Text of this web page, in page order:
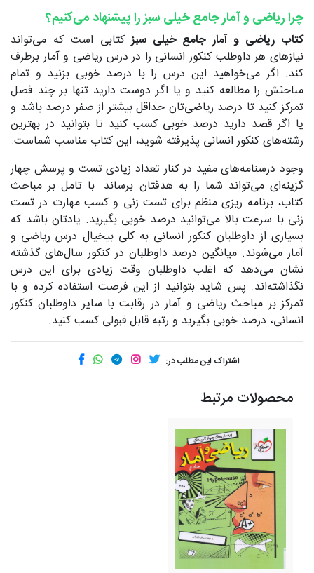
چرا ریاضی و آمار جامع خیلی سبز را پیشنهاد می‌کنیم؟
کتاب ریاضی و آمار جامع خیلی سبزکتابی است که می‌تواند
نیازهای هر داوطلب کنکور انسانی را در درس ریاضی و آمار برطرف
کند. اگر می‌خواهید این درس را با درصد خوبی بزنید و تمام
مباحثش را مطالعه کنید و یا اگر دوست دارید تنها بر چند فصل
تمرکز کنید تا درصد ریاضی‌تان حداقل بیشتر از صفر درصد باشد و
یا اگر قصد دارید درصد خوبی کسب کنید تا بتوانید در بهترین
رشته‌های کنکور انسانی پذیرفته شوید، این کتاب مناسب شماست.
وجود درسنامه‌های مفید در کنار تعداد زیادی تست و پرسش چهار
گزینه‌ای می‌تواند شما را به هدفتان برساند. با تامل بر مباحث
کتاب، برنامه ریزی منظم برای تست زنی و کسب مهارت در تست
زنی با سرعت بالا می‌توانید درصد خوبی بگیرید. یادتان باشد که
بسیاری از داوطلبان کنکور انسانی به کلی بیخیال درس ریاضی و
آمار می‌شوند. میانگین درصد داوطلبان در کنکور سال‌های گذشته
نشان می‌دهد که اغلب داوطلبان وقت زیادی برای این درس
نگذاشته‌اند. پس شاید بتوانید از این فرصت استفاده کرده و با
تمرکز بر مباحث ریاضی و آمار در رقابت با سایر داوطلبان کنکور
انسانی، درصد خوبی بگیرید و رتبه قابل قبولی کسب کنید.
اشتراک این مطلب در:
محصولات مرتبط